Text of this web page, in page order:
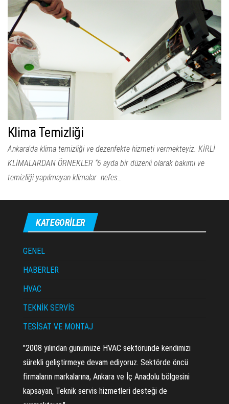
Klima Temizliği
Ankara’da klima temizliği ve dezenfekte hizmeti vermekteyiz. KİRLİ
KLİMALARDAN ÖRNEKLER “6 ayda bir düzenli olarak bakımı ve
temizliği yapılmayan klimalar nefes…
KATEGORILER
GENEL
HABERLER
HVAC
TEKNİK SERVİS
TESİSAT VE MONTAJ
"2008 yılından günümüze HVAC sektöründe kendimizi
sürekli geliştirmeye devam ediyoruz. Sektörde öncü
firmaların markalarına, Ankara ve İç Anadolu bölgesini
kapsayan, Teknik servis hizmetleri desteği de